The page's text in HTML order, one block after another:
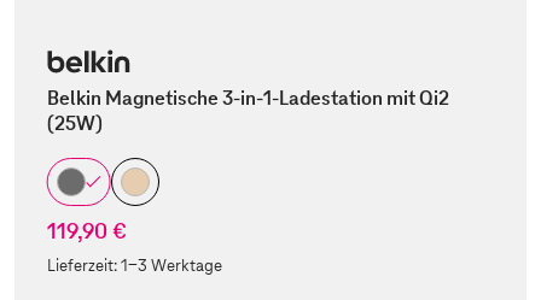
Belkin Magnetische 3-in-1-Ladestation mit Qi2
(25W)
119,90 €
Lieferzeit:1-3 Werktage